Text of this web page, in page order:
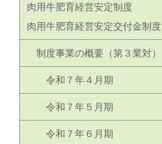
肉用牛肥育経営安定制度
肉用牛肥育経営安定交付金制度
制度事業の概要（第３業対）
令和７年４月期
令和７年５月期
令和７年６月期